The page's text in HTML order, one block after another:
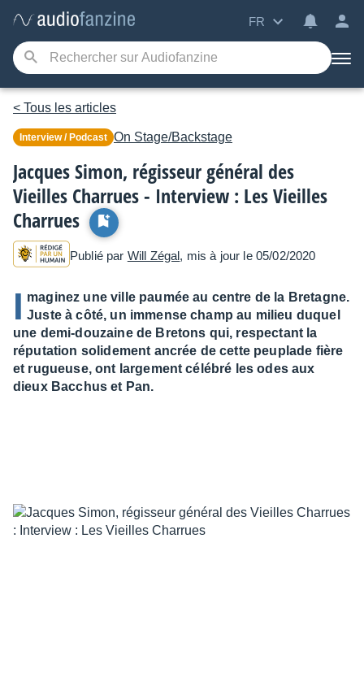
FR
< Tous les articles
Interview / Podcast On Stage/Backstage
Jacques Simon, régisseur général des
Vieilles Charrues - Interview : Les Vieilles
Charrues
Publié par Will Zégal, mis à jour le 05/02/2020
I maginez une ville paumée au centre de la Bretagne.
Juste à côté, un immense champ au milieu duquel
une demi-douzaine de Bretons qui, respectant la
réputation solidement ancrée de cette peuplade fière
et rugueuse, ont largement célébré les odes aux
dieux Bacchus et Pan.